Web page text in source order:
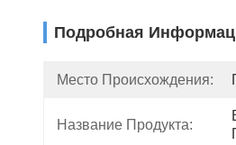
Подробная
Место Происхождения:
Название Продукта: